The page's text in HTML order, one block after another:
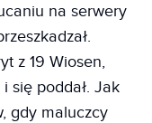
na serwery
z 19 Wiosen,
się poddał. Jak
gdy maluczcy